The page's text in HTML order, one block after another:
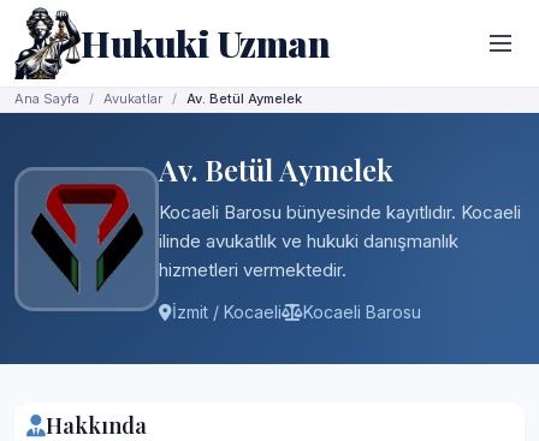
Hukuki Uzman
Ana Sayfa Avukatlar Av. Betül Aymelek
Av. Betül Aymelek
Kocaeli Barosu bünyesinde kayıtlıdır. Kocaeli
ilinde avukatlık ve hukuki danışmanlık
hizmetleri vermektedir.
İzmit / Kocaeli Kocaeli Barosu
Hakkında